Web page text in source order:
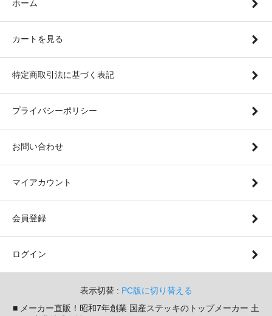
ホーム
カートを見る
特定商取引法に基づく表記
プライバシーポリシー
お問い合わせ
マイアカウント
会員登録
ログイン
表示切替 : PC版に切り替える
■ メーカー直販！昭和7年創業 国産ステッキのトップメーカー 土